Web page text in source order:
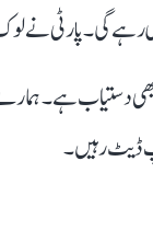
گی۔ پارٹی نے
بھی دستیاب ہے۔
ڈیٹ رہیں۔